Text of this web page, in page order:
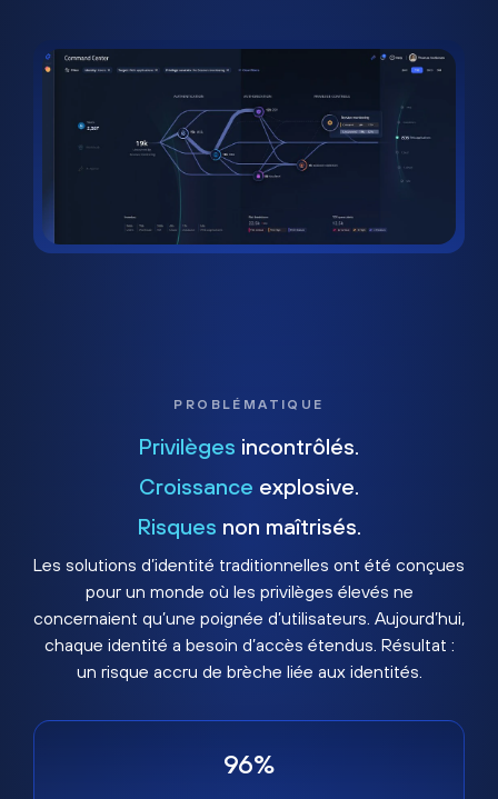
PROBLÉMATIQUE
Privilèges incontrôlés.
Croissance explosive.
Risques non maîtrisés.
Les solutions d’identité traditionnelles ont été conçues
pour un monde où les privilèges élevés ne
concernaient qu’une poignée d’utilisateurs. Aujourd’hui,
chaque identité a besoin d’accès étendus. Résultat :
un risque accru de brèche liée aux identités.
96%